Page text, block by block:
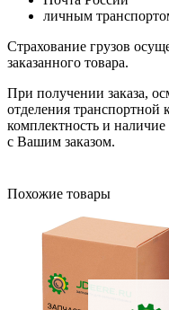
личным
Страхование грузов
заказанного товара.
При получении заказа,
отделения
комплектность и наличие
с Вашим заказом.
Похожие товары